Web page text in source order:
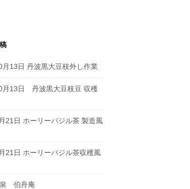
月13日 丹波黒大豆枝外し作業
月13日 丹波黒大豆枝豆 収穫
21日 ホーリーバジル茶 製造風
21日 ホーリーバジル茶収穫風
伯舟庵